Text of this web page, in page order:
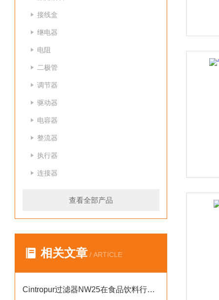
接线盒
继电器
电阻
二极管
调节器
驱动器
电容器
整流器
执行器
连接器
查看全部产品
相关文章 / ARTICLE
Cintropur过滤器NW25在食品饮料行业的核心价值